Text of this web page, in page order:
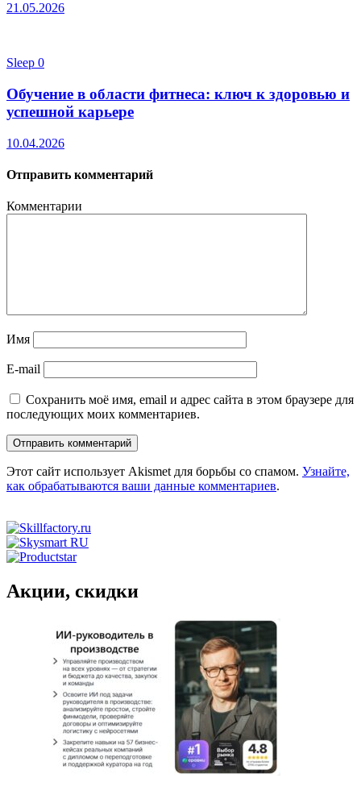
21.05.2026
Sleep 0
Обучение в области фитнеса: ключ к здоровью и
успешной карьере
10.04.2026
Отправить комментарий
Комментарии
Имя
E-mail
Сохранить моё имя, email и адрес сайта в этом браузере для
последующих моих комментариев.
Этот сайт использует Akismet для борьбы со спамом. Узнайте,
как обрабатываются ваши данные комментариев.
Акции, скидки